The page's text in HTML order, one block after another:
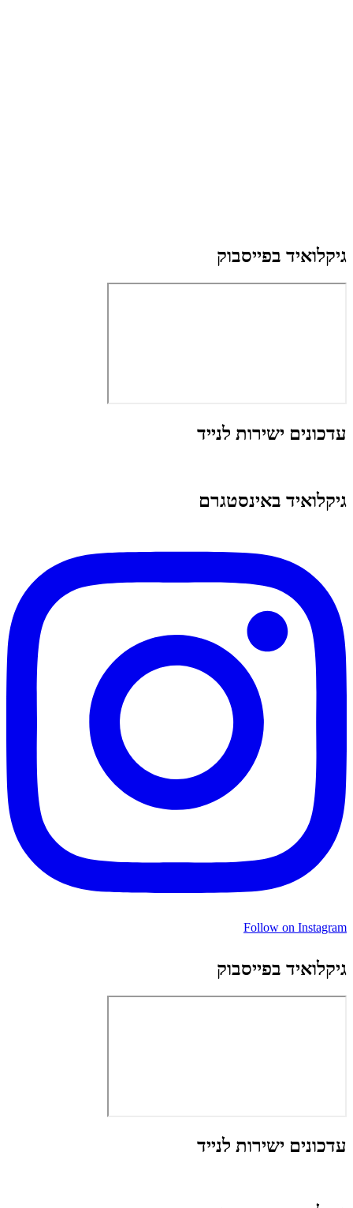
גיקלואיד בפייסבוק
עדכונים ישירות לנייד
גיקלואיד באינסטגרם
Follow on Instagram
גיקלואיד בפייסבוק
עדכונים ישירות לנייד